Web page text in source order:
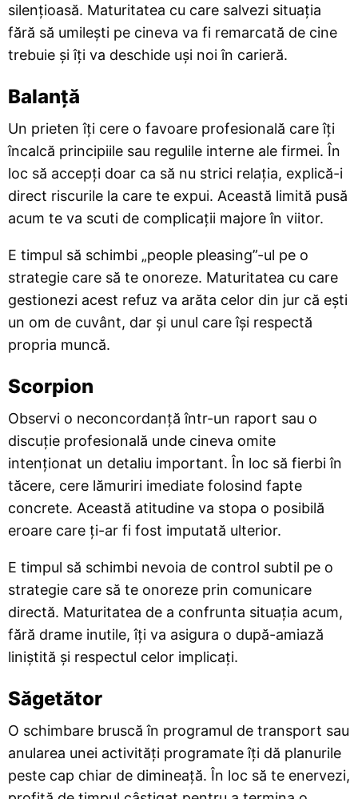
silențioasă. Maturitatea cu care salvezi situația
fără să umilești pe cineva va fi remarcată de cine
trebuie și îți va deschide uși noi în carieră.
Balanță
Un prieten îți cere o favoare profesională care îți
încalcă principiile sau regulile interne ale firmei. În
loc să accepți doar ca să nu strici relația, explică-i
direct riscurile la care te expui. Această limită pusă
acum te va scuti de complicații majore în viitor.
E timpul să schimbi „people pleasing”-ul pe o
strategie care să te onoreze. Maturitatea cu care
gestionezi acest refuz va arăta celor din jur că ești
un om de cuvânt, dar și unul care își respectă
propria muncă.
Scorpion
Observi o neconcordanță într-un raport sau o
discuție profesională unde cineva omite
intenționat un detaliu important. În loc să fierbi în
tăcere, cere lămuriri imediate folosind fapte
concrete. Această atitudine va stopa o posibilă
eroare care ți-ar fi fost imputată ulterior.
E timpul să schimbi nevoia de control subtil pe o
strategie care să te onoreze prin comunicare
directă. Maturitatea de a confrunta situația acum,
fără drame inutile, îți va asigura o după-amiază
liniștită și respectul celor implicați.
Săgetător
O schimbare bruscă în programul de transport sau
anularea unei activități programate îți dă planurile
peste cap chiar de dimineață. În loc să te enervezi,